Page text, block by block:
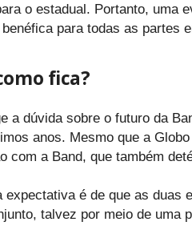
o estadual. Portanto, uma
para todas as partes
fica?
a dúvida sobre o futuro da
anos. Mesmo que a
com a Band, que também
expectativa é de que as duas
talvez por meio de uma